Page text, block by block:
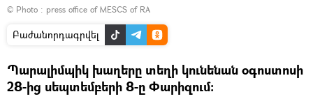
© Photo : press office of MESCS of RA
Բաժանորդագրվել
Պարալիմպիկ խաղերը տեղի կունենան օգոստոսի
28-ից սեպտեմբերի 8-ը Փարիզում։